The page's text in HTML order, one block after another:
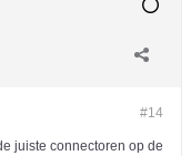
#14
juiste connectoren op de